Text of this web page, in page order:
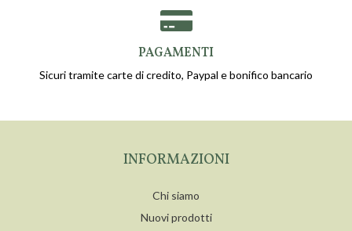
PAGAMENTI
Sicuri tramite carte di credito, Paypal e bonifico bancario
INFORMAZIONI
Chi siamo
Nuovi prodotti